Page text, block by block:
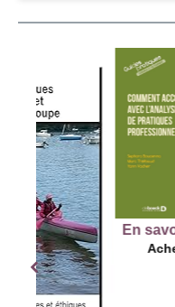
En savoir plus
Acheter